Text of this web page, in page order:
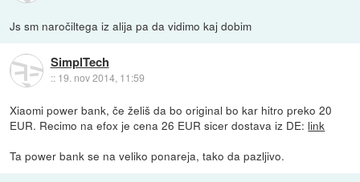
Js sm naročiltega iz alija pa da vidimo kaj dobim
SimplTech
:: 19. nov 2014, 11:59
Xiaomi power bank, če želiš da bo original bo kar hitro preko 20
EUR. Recimo na efox je cena 26 EUR sicer dostava iz DE: link
Ta power bank se na veliko ponareja, tako da pazljivo.